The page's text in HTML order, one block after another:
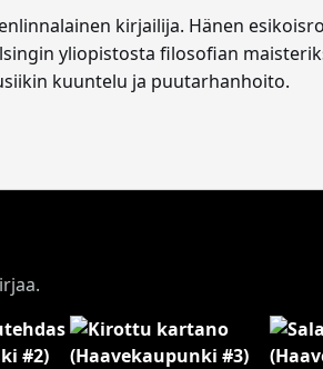
kirjailija. Hänen
yliopistosta filosofian
kuuntelu ja puutarhanhoito.